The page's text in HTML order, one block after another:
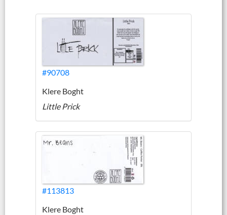
#90708
Klere Boght
Little Prick
#113813
Klere Boght